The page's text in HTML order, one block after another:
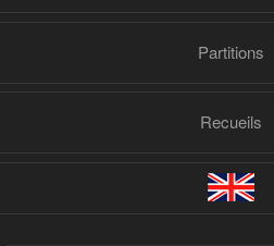
Partitions
Recueils